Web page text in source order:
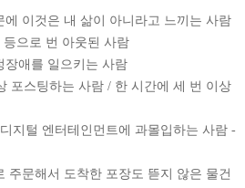
이것은 내 삶이 아니라고 느끼는 사람
로 번 아웃된 사람
애를 일으키는 사람
스팅하는 사람 / 한 시간에 세 번 이상
털 엔터테인먼트에 과몰입하는 사람 -
해서 도착한 포장도 뜯지 않은 물건